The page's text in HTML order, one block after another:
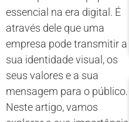
essencial na era digital. É
através dele que uma
empresa pode transmitir a
sua identidade visual, os
seus valores e a sua
mensagem para o público.
Neste artigo, vamos